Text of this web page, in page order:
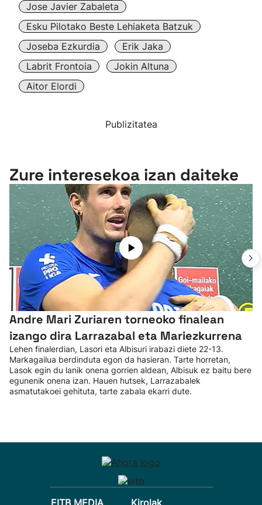
Jose Javier Zabaleta
Esku Pilotako Beste Lehiaketa Batzuk
Joseba Ezkurdia
Erik Jaka
Labrit Frontoia
Jokin Altuna
Aitor Elordi
Publizitatea
Zure interesekoa izan daiteke
Andre Mari Zuriaren torneoko finalean
izango dira Larrazabal eta Mariezkurrena
Lehen finalerdian, Lasori eta Albisuri irabazi diete 22-13.
Markagailua berdinduta egon da hasieran. Tarte horretan,
Lasok egin du lanik onena gorrien aldean, Albisuk ez baitu bere
egunenik onena izan. Hauen hutsek, Larrazabalek
asmatutakoei gehituta, tarte zabala ekarri dute.
EITB MEDIA Kirolak